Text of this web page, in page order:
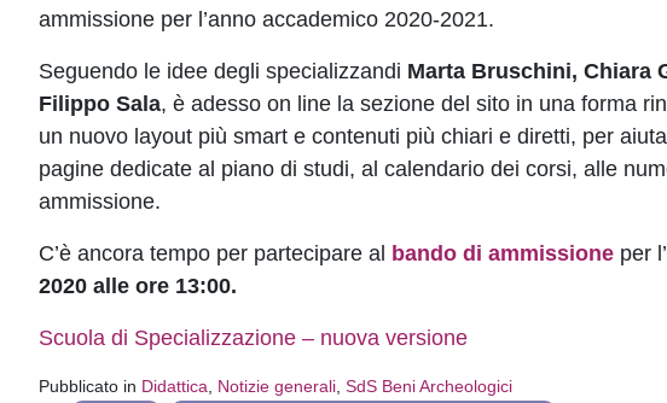
ammissione per l’anno accademico 2020-2021.
Seguendo le idee degli specializzandi Marta Bruschini, Chiara
Filippo Sala, è adesso on line la sezione del sito in una forma
un nuovo layout più smart e contenuti più chiari e diretti, per
pagine dedicate al piano di studi, al calendario dei corsi, alle
ammissione.
C’è ancora tempo per partecipare al bando di ammissione per
2020 alle ore 13:00.
Scuola di Specializzazione – nuova versione
Pubblicato in Didattica Notizie generali SdS Beni Archeologici